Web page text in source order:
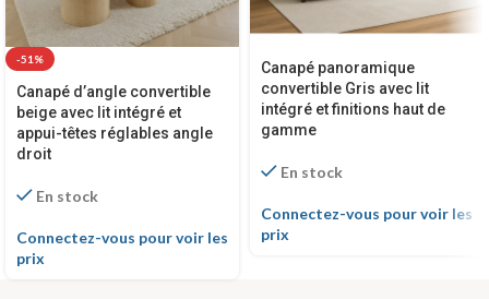
-51%
Canapé d’angle convertible
beige avec lit intégré et
appui-têtes réglables angle
droit
En stock
Connectez-vous pour voir les
prix
Canapé panoramique
convertible Gris avec lit
intégré et finitions haut de
gamme
En stock
Connectez-vous pour voir les
prix